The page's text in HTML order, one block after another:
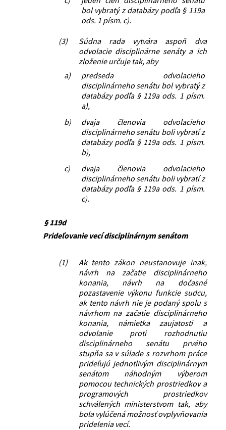
bol vybratý z databázy podľa § 119a
ods. 1 písm. c).
(3)
Súdna rada vytvára aspoň dva
odvolacie disciplinárne senáty a ich
zloženie určuje tak, aby
a)
predseda odvolacieho
disciplinárneho senátu bol vybratý z
databázy podľa § 119a ods. 1 písm.
a),
b)
dvaja členovia odvolacieho
disciplinárneho senátu boli vybratí z
databázy podľa § 119a ods. 1 písm.
b),
c)
dvaja členovia odvolacieho
disciplinárneho senátu boli vybratí z
databázy podľa § 119a ods. 1 písm.
c).
§ 119d
Prideľovanie vecí disciplinárnym senátom
(1)
Ak tento zákon neustanovuje inak,
návrh na začatie disciplinárneho
konania, návrh na dočasné
pozastavenie výkonu funkcie sudcu,
ak tento návrh nie je podaný spolu s
návrhom na začatie disciplinárneho
konania, námietka zaujatosti a
odvolanie proti rozhodnutiu
disciplinárneho senátu prvého
stupňa sa v súlade s rozvrhom práce
prideľujú jednotlivým disciplinárnym
senátom náhodným výberom
pomocou technických prostriedkov a
programových prostriedkov
schválených ministerstvom tak, aby
bola vylúčená možnosť ovplyvňovania
pridelenia vecí.